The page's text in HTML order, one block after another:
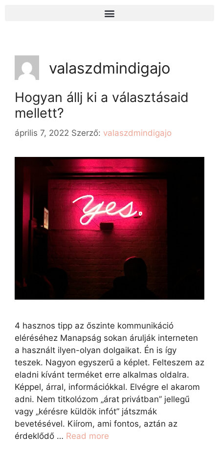
valaszdmindigajo
Hogyan állj ki a választásaid
mellett?
április 7, 2022 Szerző: valaszdmindigajo
4 hasznos tipp az őszinte kommunikáció
eléréséhez Manapság sokan árulják interneten
a használt ilyen-olyan dolgaikat. Én is így
teszek. Nagyon egyszerű a képlet. Felteszem az
eladni kívánt terméket erre alkalmas oldalra.
Képpel, árral, információkkal. Elvégre el akarom
adni. Nem titkolózom „árat privátban” jellegű
vagy „kérésre küldök infót” játszmák
bevetésével. Kiírom, ami fontos, aztán az
érdeklődő … Read more